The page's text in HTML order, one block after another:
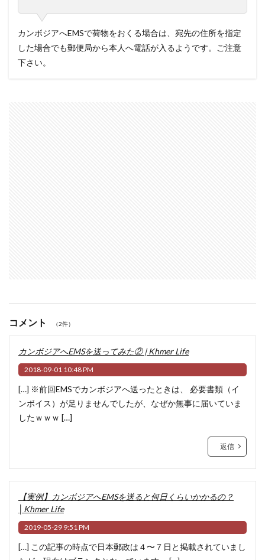
カンボジアへEMSで荷物をおくる場合は、宛先の住所を指定
した場合でも郵便局から本人へ電話が入るようです。ご注意
下さい。
コメント （2件）
カンボジアへEMSを送ってみた② | Khmer Life
2018-09-01 10:48 PM
[…] ※前回EMSでカンボジアへ送ったときは、 必要書類（イ
ンボイス）が足りませんでしたが、なぜか無事に届いていま
したｗｗｗ […]
返信
【実例】カンボジアへEMSを送ると何日くらいかかるの？
│Khmer Life
2019-05-29 9:51 PM
[…] この記事の時点で日本郵政は４〜７日と掲載されていまし